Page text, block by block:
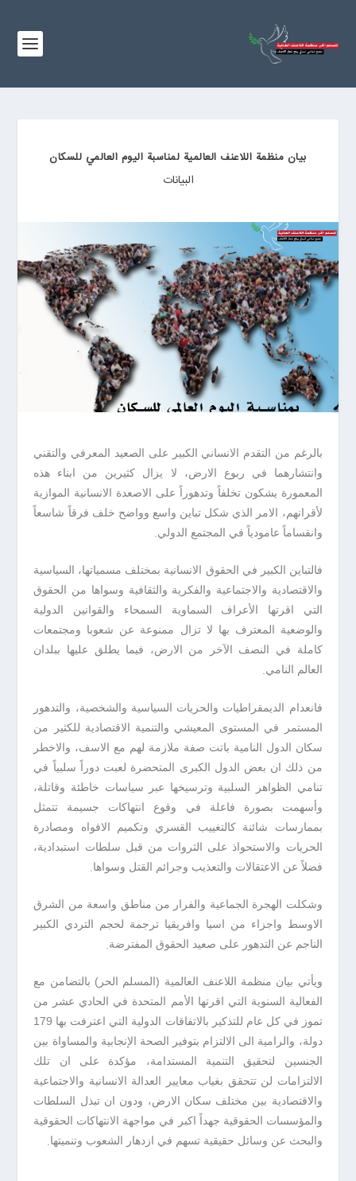
بيان منظمة اللاعنف العالمية لمناسبة اليوم العالمي للسكان
البیانات
بالرغم من التقدم الانساني الكبير على الصعيد المعرفي والتقني
وانتشارهما في ربوع الارض، لا يزال كثيرين من ابناء هذه
المعمورة يشكون تخلفاً وتدهوراً على الاصعدة الانسانية الموازية
لأقرانهم، الامر الذي شكل تباين واسع وواضح خلف فرقاً شاسعاً
وانقساماً عامودياً في المجتمع الدولي.
فالتباين الكبير في الحقوق الانسانية بمختلف مسمياتها، السياسية
والاقتصادية والاجتماعية والفكرية والثقافية وسواها من الحقوق
التي اقرتها الأعراف السماوية السمحاء والقوانين الدولية
والوضعية المعترف بها لا تزال ممنوعة عن شعوبا ومجتمعات
كاملة في النصف الآخر من الارض، فيما يطلق عليها ببلدان
العالم النامي.
فانعدام الديمقراطيات والحريات السياسية والشخصية، والتدهور
المستمر في المستوى المعيشي والتنمية الاقتصادية للكثير من
سكان الدول النامية باتت صفة ملازمة لهم مع الاسف، والاخطر
من ذلك ان بعض الدول الكبرى المتحضرة لعبت دوراً سلبياً في
تنامي الظواهر السلبية وترسيخها عبر سياسات خاطئة وقاتلة،
وأسهمت بصورة فاعلة في وقوع انتهاكات جسيمة تتمثل
بممارسات شائنة كالتغييب القسري وتكميم الافواه ومصادرة
الحريات والاستحواذ على الثروات من قبل سلطات استبدادية،
فضلاً عن الاعتقالات والتعذيب وجرائم القتل وسواها.
وشكلت الهجرة الجماعية والفرار من مناطق واسعة من الشرق
الاوسط واجزاء من اسيا وافريقيا ترجمة لحجم التردي الكبير
الناجم عن التدهور على صعيد الحقوق المفترضة.
ويأتي بيان منظمة اللاعنف العالمية (المسلم الحر) بالتضامن مع
الفعالية السنوية التي اقرتها الأمم المتحدة في الحادي عشر من
تموز في كل عام للتذكير بالاتفاقات الدولية التي اعترفت بها 179
دولة، والرامية الى الالتزام بتوفير الصحة الإنجابية والمساواة بين
الجنسين لتحقيق التنمية المستدامة، مؤكدة على ان تلك
الالتزامات لن تتحقق بغياب معايير العدالة الانسانية والاجتماعية
والاقتصادية بين مختلف سكان الارض، ودون ان تبذل السلطات
والمؤسسات الحقوقية جهداً اكبر في مواجهة الانتهاكات الحقوقية
والبحث عن وسائل حقيقية تسهم في ازدهار الشعوب وتنميتها.